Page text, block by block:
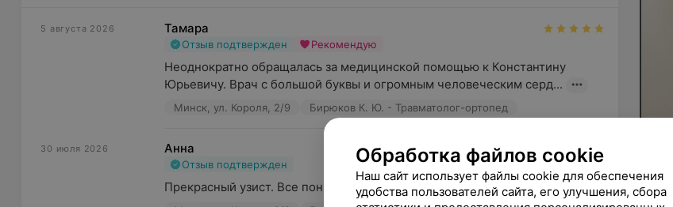
5 августа 2026 Тамара
Отзыв подтвержден Рекомендую
Неоднократно обращалась за медицинской помощью к Константину
Юрьевичу. Врач с большой буквы и огромным человеческим серд...
Минск, ул. Короля, 2/9 Бирюков К. Ю. - Травматолог-ортопед
30 июля 2026 Анна
Отзыв подтвержден
Прекрасный узист. Все понравилось. Четко и по делу
Обработка файлов cookie
Наш сайт использует файлы cookie для обеспечения
удобства пользователей сайта, его улучшения, сбора